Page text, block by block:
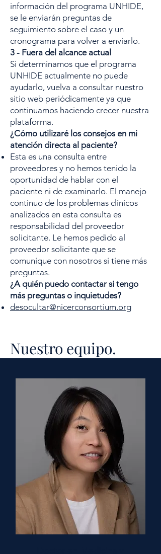
información del programa UNHIDE,
se le enviarán preguntas de
seguimiento sobre el caso y un
cronograma para volver a enviarlo.
3 - Fuera del alcance actual
Si determinamos que el programa
UNHIDE actualmente no puede
ayudarlo, vuelva a consultar nuestro
sitio web periódicamente ya que
continuamos haciendo crecer nuestra
plataforma.
¿Cómo utilizaré los consejos en mi
atención directa al paciente?
Esta es una consulta entre
proveedores y no hemos tenido la
oportunidad de hablar con el
paciente ni de examinarlo. El manejo
continuo de los problemas clínicos
analizados en esta consulta es
responsabilidad del proveedor
solicitante. Le hemos pedido al
proveedor solicitante que se
comunique con nosotros si tiene más
preguntas.
¿A quién puedo contactar si tengo
más preguntas o inquietudes?
desocultar@nicerconsortium.org
Nuestro equipo.